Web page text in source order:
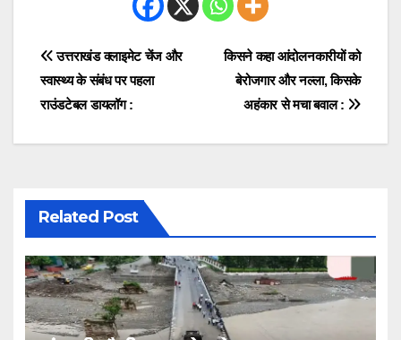
Post
navigation
किसने कहा आंदोलनकारीयों को
बेरोजगार और नल्ला, किसके
अहंकार से मचा बवाल :
उत्तराखंड क्लाइमेट चेंज और
स्वास्थ्य के संबंध पर पहला
राउंडटेबल डायलॉग :
Related Post